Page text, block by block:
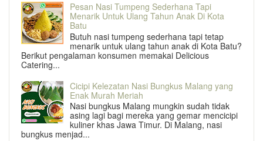
Pesan Nasi Tumpeng Sederhana Tapi
Menarik Untuk Ulang Tahun Anak Di Kota
Batu
Butuh nasi tumpeng sederhana tapi tetap
menarik untuk ulang tahun anak di Kota Batu?
Berikut pengalaman konsumen memakai Delicious
Catering...
Cicipi Kelezatan Nasi Bungkus Malang yang
Enak Murah Meriah
Nasi bungkus Malang mungkin sudah tidak
asing lagi bagi mereka yang gemar mencicipi
kuliner khas Jawa Timur. Di Malang, nasi
bungkus menjad...